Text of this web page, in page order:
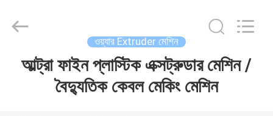
বাড়ি
and
Mechanical
Reserved.
ওয়্যার Extruder মেশিন
আল্ট্রা ফাইন প্লাস্টিক এক্সট্রুডার মেশিন /
বৈদ্যুতিক কেবল মেকিং মেশিন